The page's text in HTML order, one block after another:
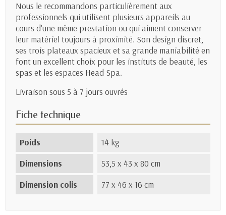
Nous le recommandons particulièrement aux
professionnels qui utilisent plusieurs appareils au
cours d'une même prestation ou qui aiment conserver
leur matériel toujours à proximité. Son design discret,
ses trois plateaux spacieux et sa grande maniabilité en
font un excellent choix pour les instituts de beauté, les
spas et les espaces Head Spa.
Livraison sous 5 à 7 jours ouvrés
Fiche technique
Poids
14 kg
Dimensions
53,5 x 43 x 80 cm
Dimension colis
77 x 46 x 16 cm